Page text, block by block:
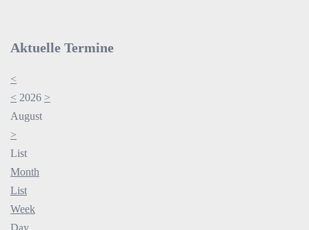
Aktuelle Termine
<
< 2026 >
August
>
List
Month
List
Week